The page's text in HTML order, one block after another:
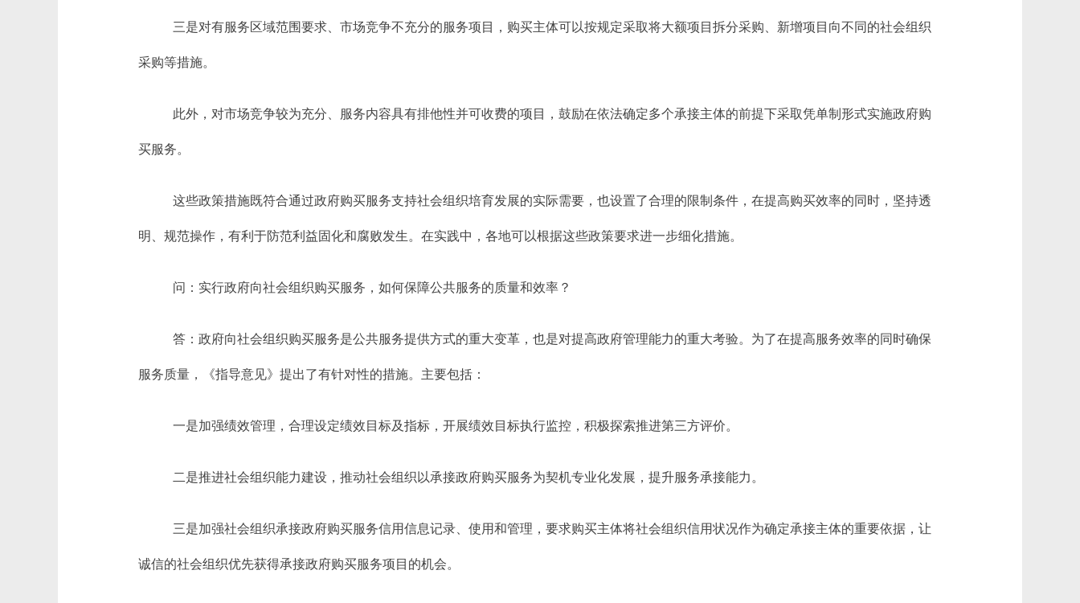
三是对有服务区域范围要求、市场竞争不充分的服务项目，购买主体可以按规定采取将大额项目拆分采购、新增项目向不同的社会组织
采购等措施。
此外，对市场竞争较为充分、服务内容具有排他性并可收费的项目，鼓励在依法确定多个承接主体的前提下采取凭单制形式实施政府购
买服务。
这些政策措施既符合通过政府购买服务支持社会组织培育发展的实际需要，也设置了合理的限制条件，在提高购买效率的同时，坚持透
明、规范操作，有利于防范利益固化和腐败发生。在实践中，各地可以根据这些政策要求进一步细化措施。
问：实行政府向社会组织购买服务，如何保障公共服务的质量和效率？
答：政府向社会组织购买服务是公共服务提供方式的重大变革，也是对提高政府管理能力的重大考验。为了在提高服务效率的同时确保
服务质量，《指导意见》提出了有针对性的措施。主要包括：
一是加强绩效管理，合理设定绩效目标及指标，开展绩效目标执行监控，积极探索推进第三方评价。
二是推进社会组织能力建设，推动社会组织以承接政府购买服务为契机专业化发展，提升服务承接能力。
三是加强社会组织承接政府购买服务信用信息记录、使用和管理，要求购买主体将社会组织信用状况作为确定承接主体的重要依据，让
诚信的社会组织优先获得承接政府购买服务项目的机会。